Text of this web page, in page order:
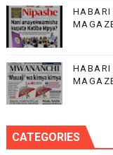
CATEGORIES